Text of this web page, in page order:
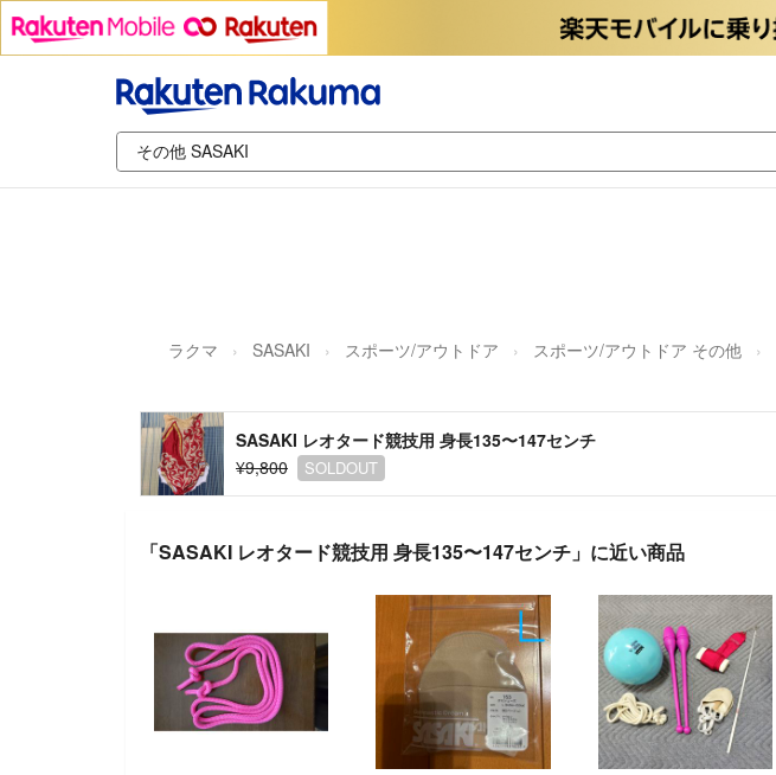
ラクマ SASAKI スポーツ/アウトドア スポーツ/アウトドア その他
SASAKI レオタード競技用 身長135〜147センチ
¥9,800
SOLDOUT
「SASAKI レオタード競技用 身長135〜147センチ」に近い商品